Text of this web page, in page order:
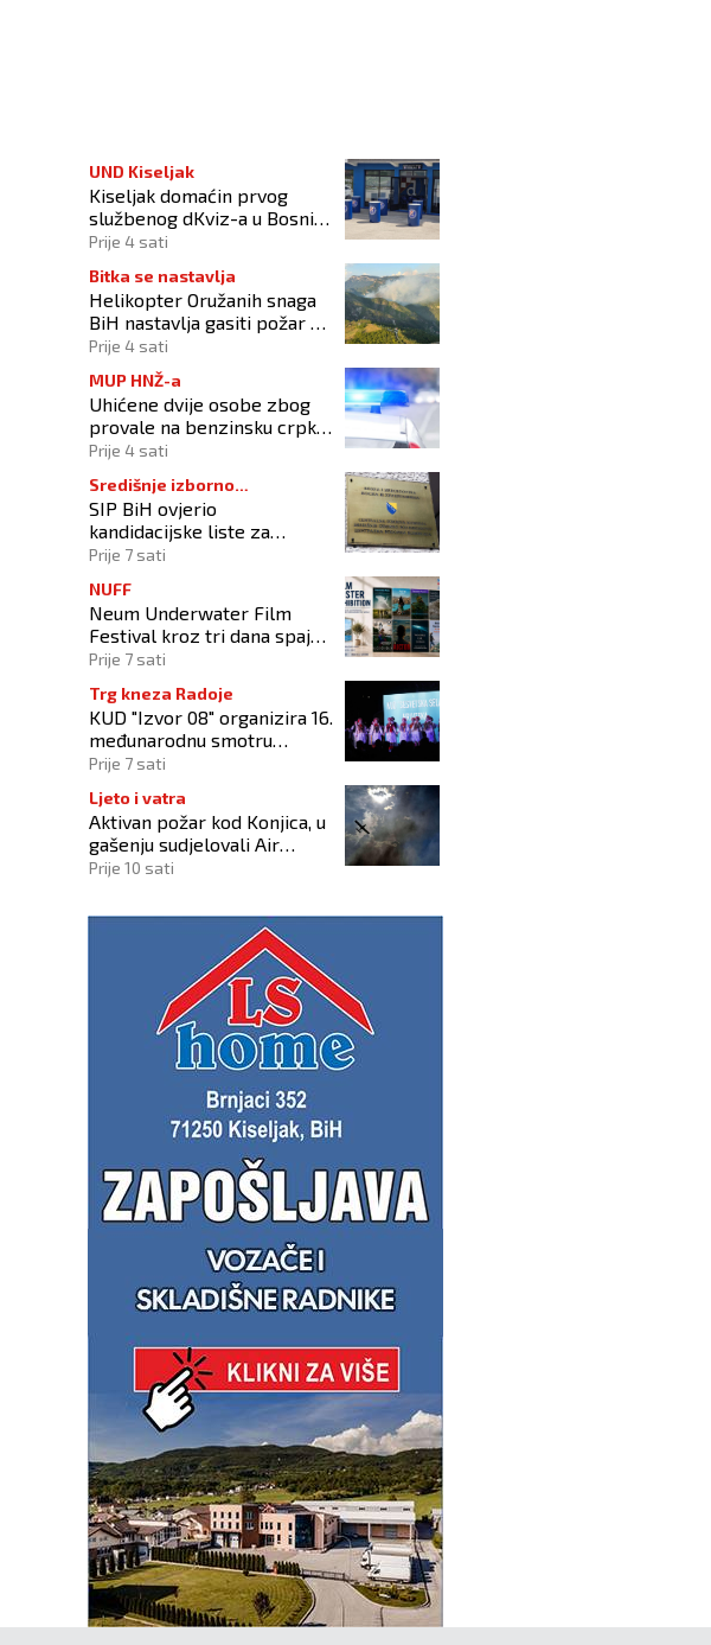
prvak!
UND Kiseljak
Kiseljak domaćin prvog
službenog dKviz-a u Bosni i
Hercegovini
Prije 4 sati
Bitka se nastavlja
Helikopter Oružanih snaga
BiH nastavlja gasiti požar na
području Konjica
Prije 4 sati
MUP HNŽ-a
Uhićene dvije osobe zbog
provale na benzinsku crpku
u Konjicu
Prije 4 sati
Središnje izborno
povjerenstvo
SIP BiH ovjerio
kandidacijske liste za
kompenzacijske mandate na
Prije 7 sati
NUFF
Neum Underwater Film
Festival kroz tri dana spaja
umjetnost filma i more
Prije 7 sati
Trg kneza Radoje
KUD "Izvor 08" organizira 16.
međunarodnu smotru
folklora "Kiseljak 2026"
Prije 7 sati
Ljeto i vatra
Aktivan požar kod Konjica, u
gašenju sudjelovali Air
Tractor i helikopter OS-a
Prije 10 sati